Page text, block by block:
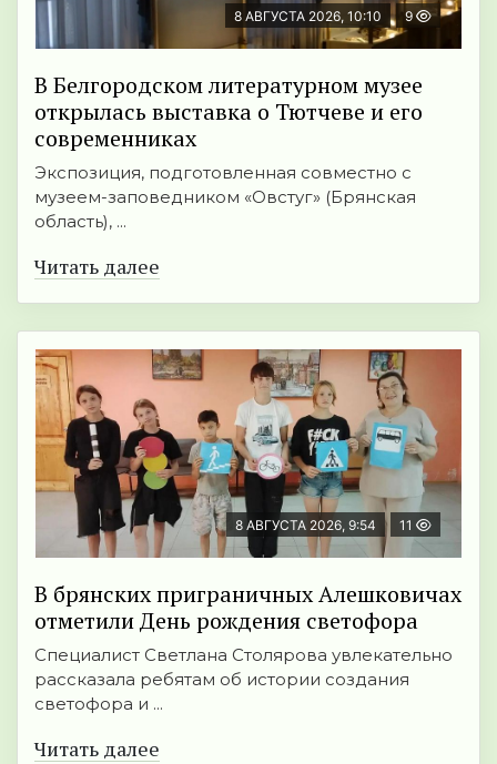
8 АВГУСТА 2026, 10:10 9
В Белгородском литературном музее
открылась выставка о Тютчеве и его
современниках
Экспозиция, подготовленная совместно с
музеем-заповедником «Овстуг» (Брянская
область), ...
Читать далее
8 АВГУСТА 2026, 9:54 11
В брянских приграничных Алешковичах
отметили День рождения светофора
Специалист Светлана Столярова увлекательно
рассказала ребятам об истории создания
светофора и ...
Читать далее